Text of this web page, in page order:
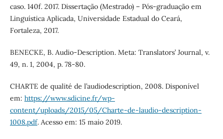
caso. 140f. 2017. Dissertação (Mestrado) – Pós-graduação em
Linguística Aplicada, Universidade Estadual do Ceará,
Fortaleza, 2017.
BENECKE, B. Audio-Description. Meta: Translators’ Journal, v.
49, n. 1, 2004, p. 78-80.
CHARTE de qualité de l’audiodescription, 2008. Disponível
em: https://www.sdicine.fr/wp-
content/uploads/2015/05/Charte-de-laudio-description-
1008.pdf. Acesso em: 15 maio 2019.